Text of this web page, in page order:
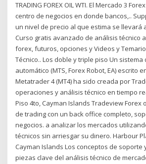
TRADING FOREX OIL WTI. El Mercado 3
centro de negocios en donde bancos,..
un nivel de precio al que estima se llevará
Curso gratis avanzado de análisis técnico
forex, futuros, opciones y Videos y
Técnico.. Los doble y triple piso Un sistema
automático (MTS, Forex Robot, EA) escrito
Metatrader 4 (MT4) ha sido creada por
operaciones y análisis técnico en tiempo
Piso 4to, Cayman Islands Tradeview Forex
de trading con un back office completo,
negocios. a analizar los mercados
técnicos sin arriesgar su dinero. Harbour
Cayman Islands Los conceptos de soporte
piezas clave del análisis técnico de